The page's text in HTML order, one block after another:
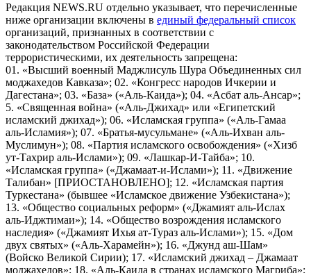
Редакция NEWS.RU отдельно указывает, что перечисленные
ниже организации включены в единый федеральный список
организаций, признанных в соответствии с
законодательством Российской Федерации
террористическими, их деятельность запрещена:
01. «Высший военный Маджлисуль Шура Объединенных сил
моджахедов Кавказа»; 02. «Конгресс народов Ичкерии и
Дагестана»; 03. «База» («Аль-Каида»); 04. «Асбат аль-Ансар»;
5. «Священная война» («Аль-Джихад» или «Египетский
исламский джихад»); 06. «Исламская группа» («Аль-Гамаа
аль-Исламия»); 07. «Братья-мусульмане» («Аль-Ихван аль-
Муслимун»); 08. «Партия исламского освобождения» («Хизб
ут-Тахрир аль-Ислами»); 09. «Лашкар-И-Тайба»; 10.
«Исламская группа» («Джамаат-и-Ислами»); 11. «Движение
Талибан» [ПРИОСТАНОВЛЕНО]; 12. «Исламская партия
Туркестана» (бывшее «Исламское движение Узбекистана»);
13. «Общество социальных реформ» («Джамият аль-Ислах
аль-Иджтимаи»); 14. «Общество возрождения исламского
наследия» («Джамият Ихья ат-Тураз аль-Ислами»); 15. «Дом
двух святых» («Аль-Харамейн»); 16. «Джунд аш-Шам»
(Войско Великой Сирии); 17. «Исламский джихад – Джамаат
моджахедов»; 18. «Аль-Каида в странах исламского Магриба»;